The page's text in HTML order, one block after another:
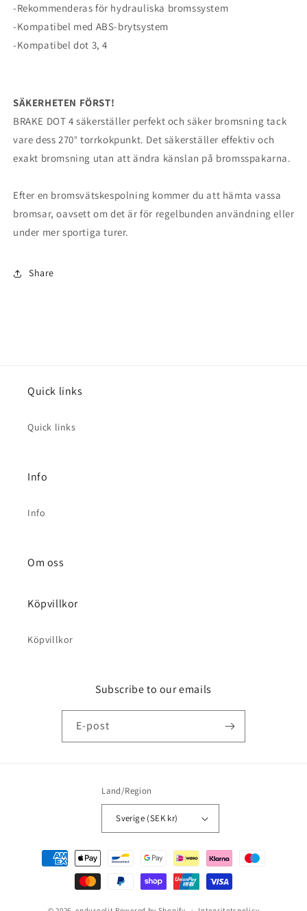
-Rekommenderas för hydrauliska bromssystem
-Kompatibel med ABS-brytsystem
-Kompatibel dot 3, 4
SÄKERHETEN FÖRST!
BRAKE DOT 4 säkerställer perfekt och säker bromsning tack
vare dess 270° torrkokpunkt. Det säkerställer effektiv och
exakt bromsning utan att ändra känslan på bromsspakarna.
Efter en bromsvätskespolning kommer du att hämta vassa
bromsar, oavsett om det är för regelbunden användning eller
under mer sportiga turer.
Share
Quick links
Quick links
Info
Info
Om oss
Köpvillkor
Köpvillkor
Subscribe to our emails
E-post
Land/Region
Sverige (SEK kr)
Betalningsmetoder